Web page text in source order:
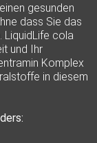
gesunden
dass Sie das
LiquidLife cola
und Ihr
Komplex
in diesem